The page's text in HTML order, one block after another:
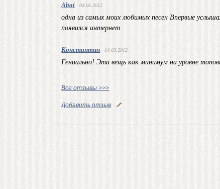
Abai 04.06.2012
одна из самых моих любимых песен Впервые
появился интернет
Константин 14.03.2012
Гениально! Эта вещь как минимум на уровне
Все отзывы >>>
Добавить отзыв